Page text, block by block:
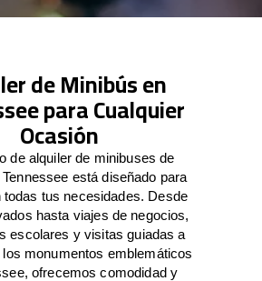
de Minibús en
para Cualquier
Ocasión
de alquiler de minibuses de
está diseñado para
todas tus necesidades. Desde
hasta viajes de negocios,
escolares y visitas guiadas a
los monumentos emblemáticos
ofrecemos comodidad y